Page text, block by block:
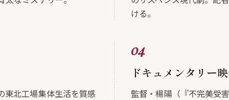
ける。
東北工場集体生活を質感
ドキュメンタリー
監督・楊陽（『不完美受